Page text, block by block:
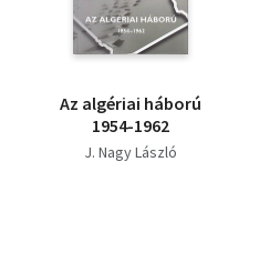
Az algériai háború
1954-1962
J. Nagy László